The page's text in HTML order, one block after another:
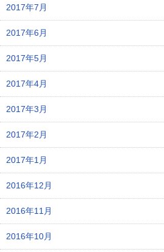
2017年7月
2017年6月
2017年5月
2017年4月
2017年3月
2017年2月
2017年1月
2016年12月
2016年11月
2016年10月